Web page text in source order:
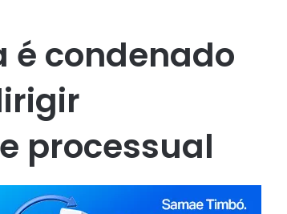
é condenado
processual